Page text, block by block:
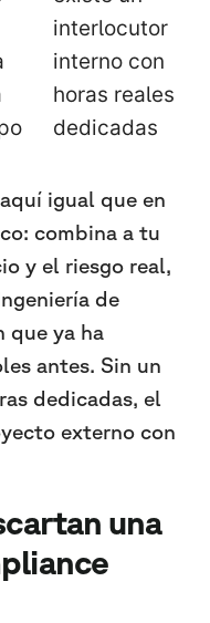
interlocutor
interno con
horas reales
dedicadas
igual que en
combina a tu
y el riesgo real,
de
que ya ha
antes. Sin un
dedicadas, el
externo con
una